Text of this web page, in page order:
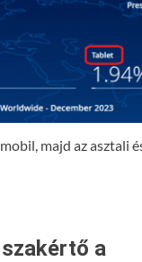
majd az asztali
a